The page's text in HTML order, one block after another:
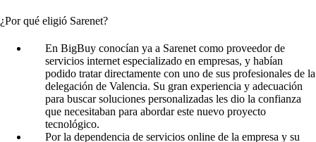
¿Por qué eligió Sarenet?
En BigBuy conocían ya a Sarenet como proveedor de
servicios internet especializado en empresas, y habían
podido tratar directamente con uno de sus profesionales de la
delegación de Valencia. Su gran experiencia y adecuación
para buscar soluciones personalizadas les dio la confianza
que necesitaban para abordar este nuevo proyecto
tecnológico.
Por la dependencia de servicios online de la empresa y su